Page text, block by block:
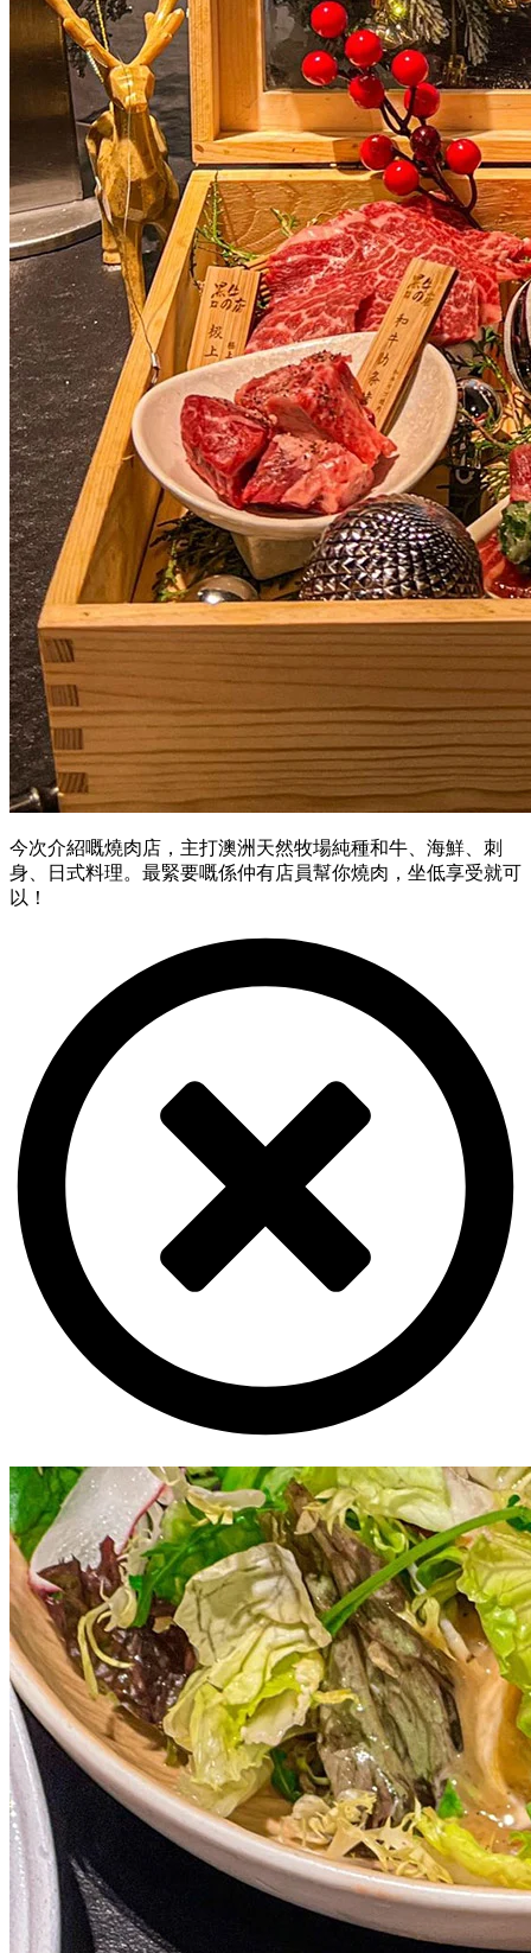
今次介紹嘅燒肉店，主打澳洲天然牧場純種和牛、海鮮、刺
身、日式料理。最緊要嘅係仲有店員幫你燒肉，坐低享受就可
以！